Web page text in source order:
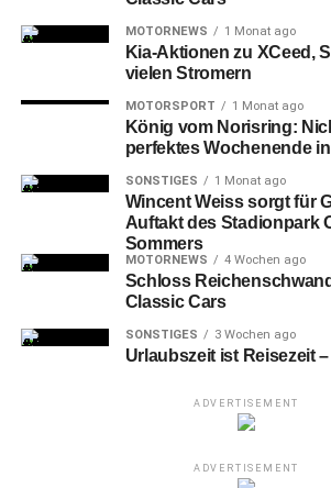
MOTORNEWS 1 Monat ago
Kia-Aktionen zu XCeed,
vielen Stromern
MOTORSPORT 1 Monat ago
König vom Norisring:
perfektes Wochenende
SONSTIGES 1 Monat ago
Wincent Weiss sorgt für
Auftakt des Stadionpark
Sommers
MOTORNEWS 4 Wochen ago
Schloss
Classic Cars
SONSTIGES 3 Wochen ago
Urlaubszeit ist Reisezeit
ADVERTISEMENT
ADVERTISEMENT